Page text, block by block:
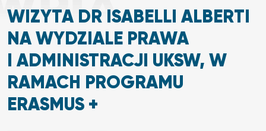
WIZYTA DR ISABELLI ALBERTI
NA WYDZIALE PRAWA
I ADMINISTRACJI UKSW, W
RAMACH PROGRAMU
ERASMUS +